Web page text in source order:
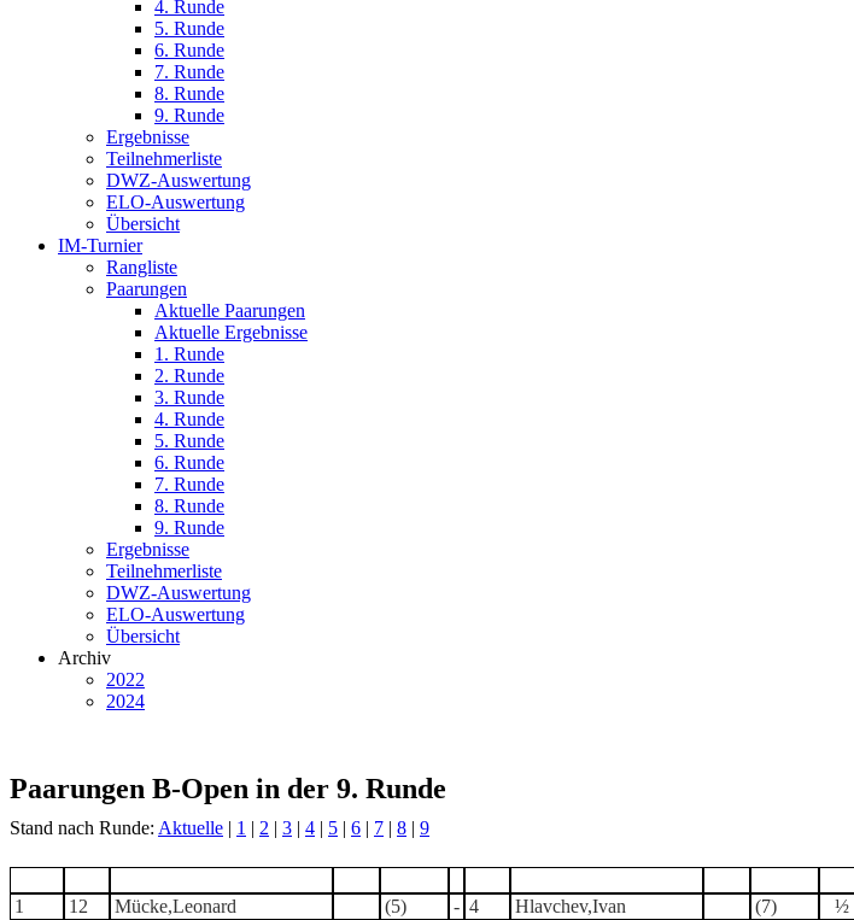
4. Runde
5. Runde
6. Runde
7. Runde
8. Runde
9. Runde
Ergebnisse
Teilnehmerliste
DWZ-Auswertung
ELO-Auswertung
Übersicht
IM-Turnier
Rangliste
Paarungen
Aktuelle Paarungen
Aktuelle Ergebnisse
1. Runde
2. Runde
3. Runde
4. Runde
5. Runde
6. Runde
7. Runde
8. Runde
9. Runde
Ergebnisse
Teilnehmerliste
DWZ-Auswertung
ELO-Auswertung
Übersicht
Archiv
2022
2024
Paarungen B-Open in der 9. Runde
Stand nach Runde: Aktuelle | 1 | 2 | 3 | 4 | 5 | 6 | 7 | 8 | 9
1
12 Mücke,Leonard (5) - 4 Hlavchev,Ivan (7) ½